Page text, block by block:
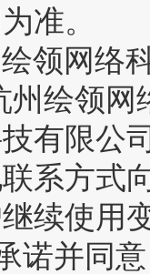
准。
绘领网络
州绘领
有限公
系方式
续使用
诺并同